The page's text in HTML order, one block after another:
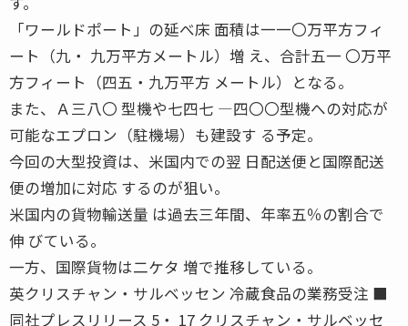
「ワールドポート」の延べ床 面積は一一〇万平方フィ
ート（九・ 九万平方メートル）増 え、合計五一 〇万平
方フィート（四五・九万平方 メートル）となる。
また、Ａ三八〇 型機や七四七 ―四〇〇型機への対応が
可能なエプロン（駐機場）も建設す る予定。
今回の大型投資は、米国内での翌 日配送便と国際配送
便の増加に対応 するのが狙い。
米国内の貨物輸送量 は過去三年間、年率五％の割合で
伸 びている。
一方、国際貨物は二ケタ 増で推移している。
英クリスチャン・サルベッセン 冷蔵食品の業務受注 ■
同社プレスリリース 5・ 17 クリスチャン・サルベッセ